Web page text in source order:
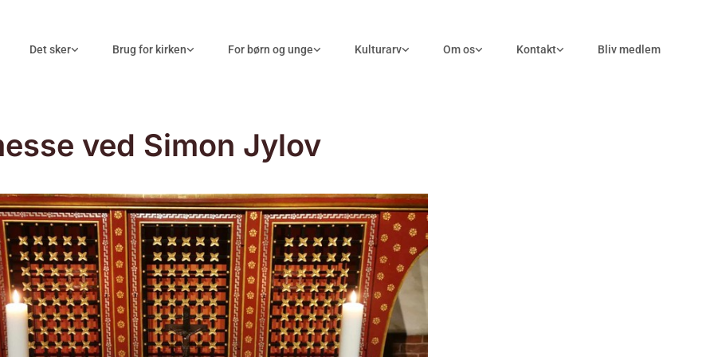
Det sker Brug for kirken For børn og unge Kulturarv Om os Kontakt Bliv medlem
ved Simon Jylov